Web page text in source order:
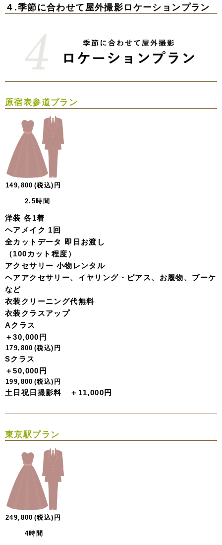
４.季節に合わせて屋外撮影 ロケーションプラン
原宿表参道プラン
149,800 (税込) 円
2.5時間
洋装 各1着
ヘアメイク 1回
全カットデータ 即日お渡し
（100カット程度）
アクセサリー 小物レンタル
ヘアアクセサリー、イヤリング・ピアス、お履物、ブーケ
など
衣装クリーニング代無料
衣装クラスアップ
Aクラス
＋30,000円
179,800 (税込) 円
Sクラス
＋50,000円
199,800 (税込) 円
土日祝日撮影料 ＋11,000円
東京駅プラン
249,800 (税込) 円
4時間